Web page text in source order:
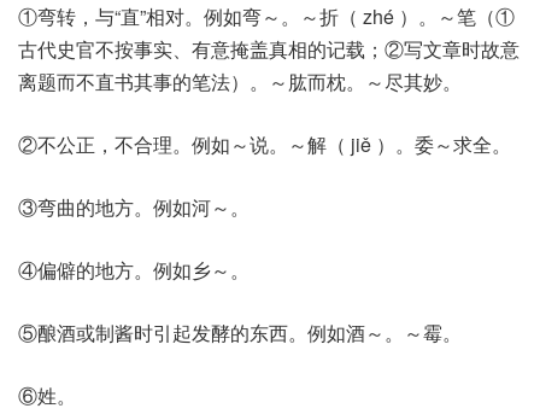
①弯转，与“直”相对。例如弯～。～折（ zhé ）。～笔（①
古代史官不按事实、有意掩盖真相的记载；②写文章时故意
离题而不直书其事的笔法）。～肱而枕。～尽其妙。
②不公正，不合理。例如～说。～解（ jiě ）。委～求全。
③弯曲的地方。例如河～。
④偏僻的地方。例如乡～。
⑤酿酒或制酱时引起发酵的东西。例如酒～。～霉。
⑥姓。